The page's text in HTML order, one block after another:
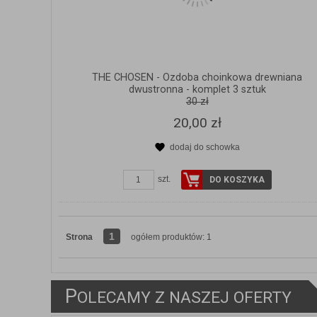
THE CHOSEN - Ozdoba choinkowa drewniana
dwustronna - komplet 3 sztuk
30 zł
20,00 zł
dodaj do schowka
szt. DO KOSZYKA
Strona 1 ogółem produktów: 1
POLECAMY Z NASZEJ OFERTY
ZOBACZ SZCZEGÓŁY